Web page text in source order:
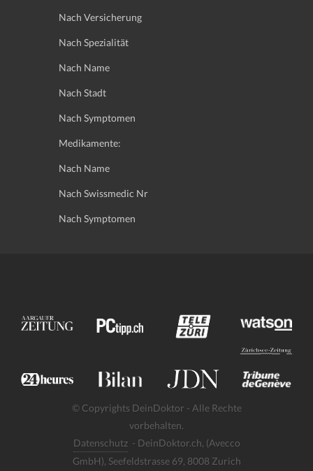
Nach Versicherung
Nach Spezialität
Nach Name
Nach Stadt
Nach Symptomen
Medikamente:
Nach Name
Nach Swissmedic Nr
Nach Symptomen
© Copyrights DeinDoktor - Alle Rechte
vorbehalten.
Datenschutz - DeinDoktor.ch, (Avecco
GmbH), Seefeldstrasse 69, 8008 Zurich